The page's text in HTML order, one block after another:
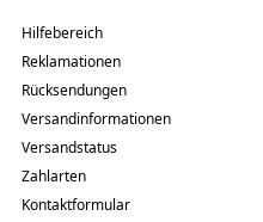
Hilfebereich
Reklamationen
Rücksendungen
Versandinformationen
Versandstatus
Zahlarten
Kontaktformular